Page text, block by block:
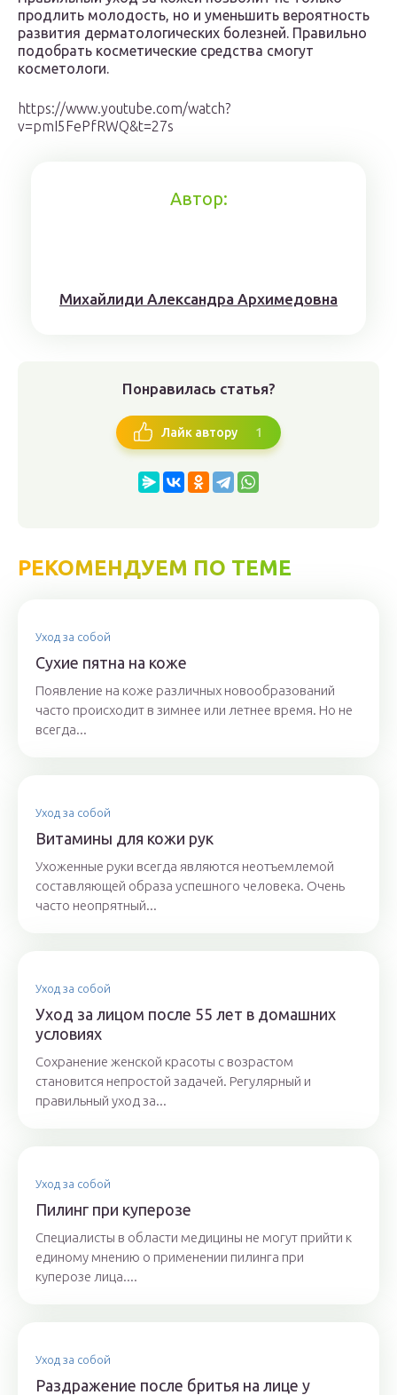
продлить молодость, но и уменьшить вероятность
развития дерматологических болезней. Правильно
подобрать косметические средства смогут
косметологи.
https://www.youtube.com/watch?
v=pmI5FePfRWQ&t=27s
Автор:
Михaйлиди Aлександрa Aрхимедовна
Понравилась статья?
Лайк автору 1
РЕКОМЕНДУЕМ ПО ТЕМЕ
Уход за собой
Сухие пятна на коже
Появление на коже различных новообразований
часто происходит в зимнее или летнее время. Но не
всегда...
Уход за собой
Витамины для кожи рук
Ухоженные руки всегда являются неотъемлемой
составляющей образа успешного человека. Очень
часто неопрятный...
Уход за собой
Уход за лицом после 55 лет в домашних
условиях
Сохранение женской красоты с возрастом
становится непростой задачей. Регулярный и
правильный уход за...
Уход за собой
Пилинг при куперозе
Специалисты в области медицины не могут прийти к
единому мнению о применении пилинга при
куперозе лица....
Уход за собой
Раздражение после бритья на лице у